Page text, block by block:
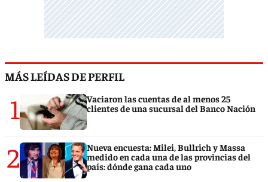
MÁS LEÍDAS DE PERFIL
1
Vaciaron las cuentas de al menos 25
clientes de una sucursal del Banco Nación
2
Nueva encuesta: Milei, Bullrich y Massa
medido en cada una de las provincias del
país: dónde gana cada uno